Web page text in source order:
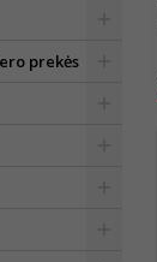
prekės